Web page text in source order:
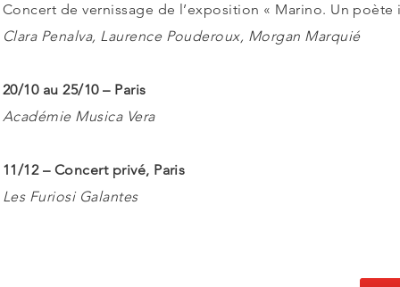
Concert de vernissage de l’exposition « Marino. Un poète
Clara Penalva, Laurence Pouderoux, Morgan Marquié
20/10 au 25/10 – Paris
Académie Musica Vera
11/12 – Concert privé, Paris
Les Furiosi Galantes